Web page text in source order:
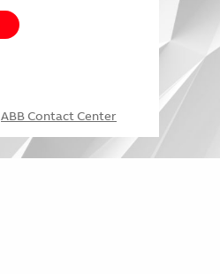
ABB Contact Center